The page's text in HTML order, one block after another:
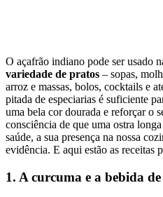
O açafrão indiano pode ser usado
variedade de pratos – sopas,
arroz e massas, bolos, cocktails e
pitada de especiarias é suficiente
uma bela cor dourada e reforçar o
consciência de que uma ostra
saúde, a sua presença na nossa
evidência. E aqui estão as receitas
1. A curcuma e a bebida